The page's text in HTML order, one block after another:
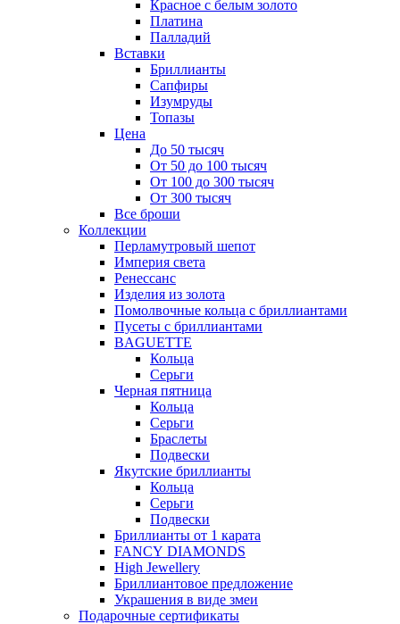
Красное с белым золото
Платина
Палладий
Вставки
Бриллианты
Сапфиры
Изумруды
Топазы
Цена
До 50 тысяч
От 50 до 100 тысяч
От 100 до 300 тысяч
От 300 тысяч
Все броши
Коллекции
Перламутровый шепот
Империя света
Ренессанс
Изделия из золота
Помолвочные кольца с бриллиантами
Пусеты с бриллиантами
BAGUETTE
Кольца
Серьги
Черная пятница
Кольца
Серьги
Браслеты
Подвески
Якутские бриллианты
Кольца
Серьги
Подвески
Бриллианты от 1 карата
FANCY DIAMONDS
High Jewellery
Бриллиантовое предложение
Украшения в виде змеи
Подарочные сертификаты